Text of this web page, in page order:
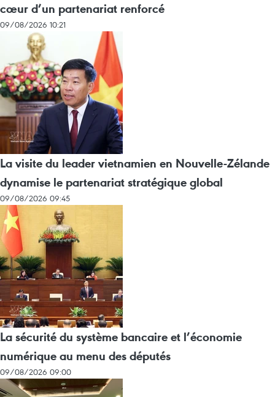
cœur d’un partenariat renforcé
09/08/2026 10:21
La visite du leader vietnamien en Nouvelle-Zélande
dynamise le partenariat stratégique global
09/08/2026 09:45
La sécurité du système bancaire et l’économie
numérique au menu des députés
09/08/2026 09:00